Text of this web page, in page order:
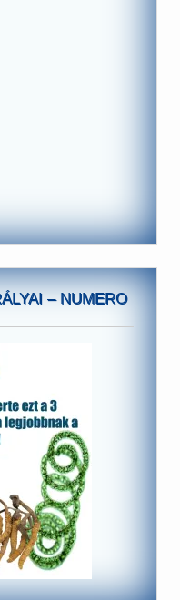
– NUMERO